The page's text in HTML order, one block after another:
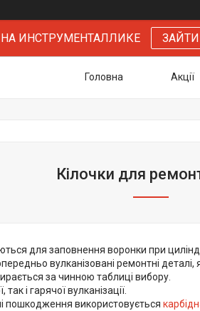
НА ИНСТРУМЕНТАЛЛИКЕ
Головна Акції
Кілочки для
для заповнення воронки при
вулканізовані ремонтні
за чинною таблиці вибору.
і гарячої вулканізації.
пошкодження використовується